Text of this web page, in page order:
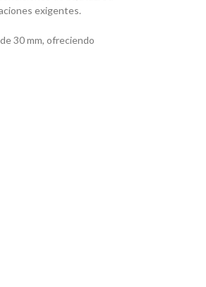
exigentes.
30 mm, ofreciendo